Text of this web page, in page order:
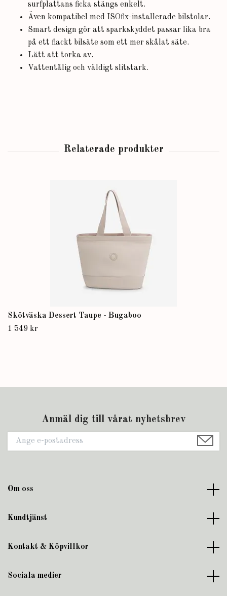
surfplattans ficka stängs enkelt.
Även kompatibel med ISOfix-installerade bilstolar.
Smart design gör att sparkskyddet passar lika bra
på ett flackt bilsäte som ett mer skålat säte.
Lätt att torka av.
Vattentålig och väldigt slitstark.
Skötväska Dessert Taupe - Bugaboo
1 549 kr
Anmäl dig till vårat nyhetsbrev
Om oss
Kundtjänst
Kontakt & Köpvillkor
Sociala medier